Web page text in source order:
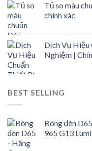
Tủ so màu
chính xác
Dịch Vụ Hiệu
Nghiệm |
BEST SELLING
Bóng đèn
965 G13